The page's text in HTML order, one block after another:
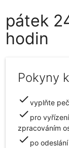
pátek
hodin
Pokyny
checkvyplňte
check pro
zpracováním
check po